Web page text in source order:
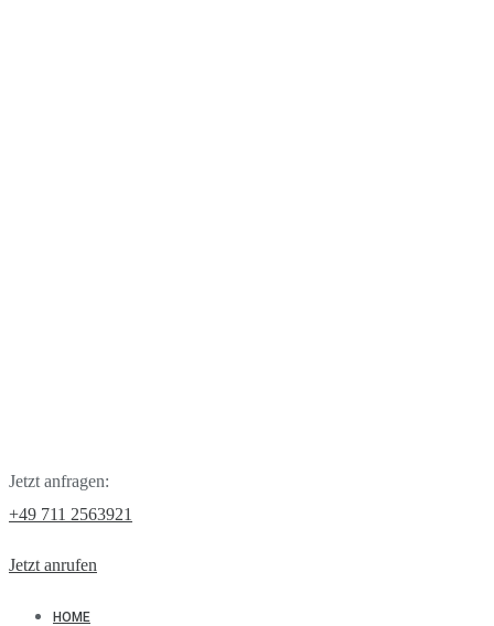
Jetzt anfragen:
+49 711 2563921
Jetzt anrufen
HOME